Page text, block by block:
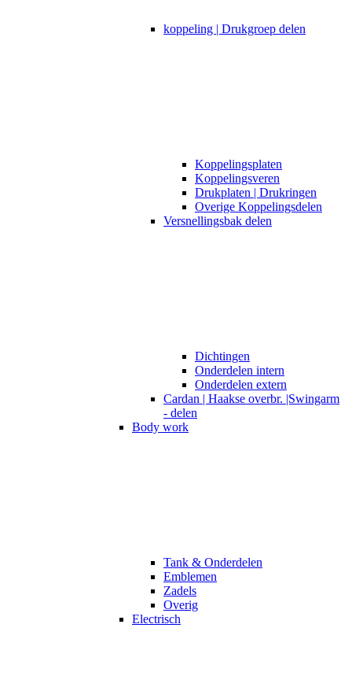
koppeling | Drukgroep delen
Koppelingsplaten
Koppelingsveren
Drukplaten | Drukringen
Overige Koppelingsdelen
Versnellingsbak delen
Dichtingen
Onderdelen intern
Onderdelen extern
Cardan | Haakse overbr. |Swingarm
- delen
Body work
Tank & Onderdelen
Emblemen
Zadels
Overig
Electrisch